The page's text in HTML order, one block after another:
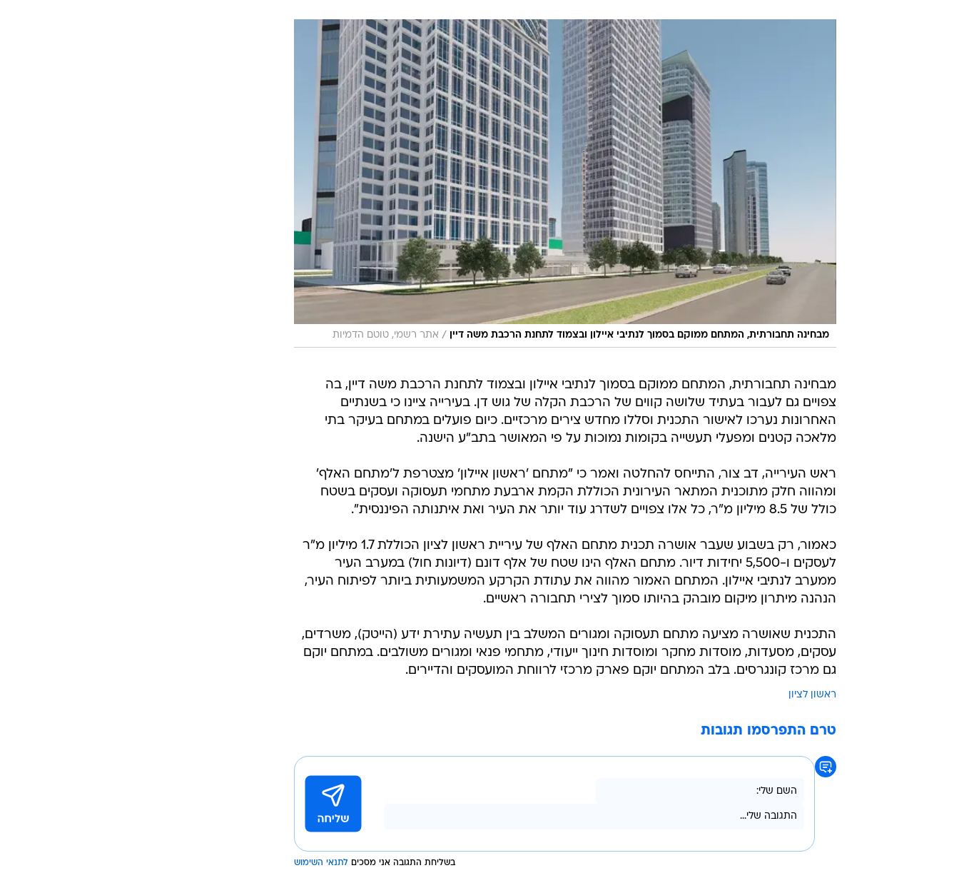
מבחינה תחבורתית, המתחם ממוקם בסמוך לנתיבי איילון ובצמוד לתחנת הרכבת משה דיין / אתר רשמי, טוטם הדמיות
מבחינה תחבורתית, המתחם ממוקם בסמוך לנתיבי איילון ובצמוד לתחנת הרכבת משה דיין, בה
צפויים גם לעבור בעתיד שלושה קווים של הרכבת הקלה של גוש דן. בעירייה ציינו כי בשנתיים
האחרונות נערכו לאישור התכנית וסללו מחדש צירים מרכזיים. כיום פועלים במתחם בעיקר בתי
מלאכה קטנים ומפעלי תעשייה בקומות נמוכות על פי המאושר בתב"ע הישנה.
ראש העירייה, דב צור, התייחס להחלטה ואמר כי "מתחם 'ראשון איילון' מצטרפת ל'מתחם האלף'
ומהווה חלק מתוכנית המתאר העירונית הכוללת הקמת ארבעת מתחמי תעסוקה ועסקים בשטח
כולל של 8.5 מיליון מ"ר, כל אלו צפויים לשדרג עוד יותר את העיר ואת איתנותה הפיננסית".
כאמור, רק בשבוע שעבר אושרה תכנית מתחם האלף של עיריית ראשון לציון הכוללת 1.7 מיליון מ"ר
לעסקים ו-5,500 יחידות דיור. מתחם האלף הינו שטח של אלף דונם (דיונות חול) במערב העיר
ממערב לנתיבי איילון. המתחם האמור מהווה את עתודת הקרקע המשמעותית ביותר לפיתוח העיר,
הנהנה מיתרון מיקום מובהק בהיותו סמוך לצירי תחבורה ראשיים.
התכנית שאושרה מציעה מתחם תעסוקה ומגורים המשלב בין תעשיה עתירת ידע (הייטק), משרדים,
עסקים, מסעדות, מוסדות מחקר ומוסדות חינוך ייעודי, מתחמי פנאי ומגורים משולבים. במתחם יוקם
גם מרכז קונגרסים. בלב המתחם יוקם פארק מרכזי לרווחת המועסקים והדיירים.
ראשון לציון
טרם התפרסמו תגובות
בשליחת התגובה אני מסכים לתנאי השימוש